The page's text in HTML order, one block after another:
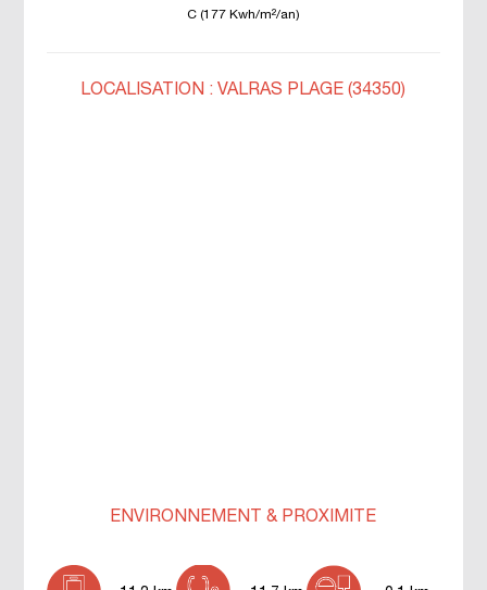
C (177 Kwh/m²/an)
LOCALISATION : VALRAS PLAGE (34350)
ENVIRONNEMENT & PROXIMITÉ